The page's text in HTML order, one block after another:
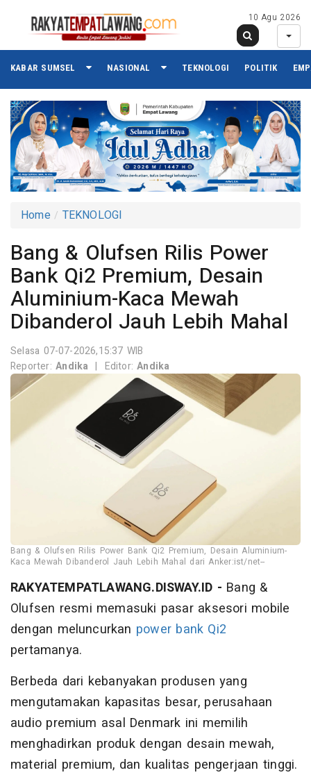
10 Agu 2026
KABAR SUMSEL NASIONAL TEKNOLOGI POLITIK
Home TEKNOLOGI
Bang & Olufsen Rilis Power
Bank Qi2 Premium, Desain
Aluminium-Kaca Mewah
Dibanderol Jauh Lebih Mahal
Selasa 07-07-2026,15:37 WIB
Reporter:Andika | Editor:Andika
Bang & Olufsen Rilis Power Bank Qi2 Premium, Desain Aluminium-
Kaca Mewah Dibanderol Jauh Lebih Mahal dari Anker:ist/net--
RAKYATEMPATLAWANG.DISWAY.ID - Bang &
Olufsen resmi memasuki pasar aksesori mobile
dengan meluncurkan power bank Qi2
pertamanya.
Berbeda dari kebanyakan produsen yang
mengutamakan kapasitas besar, perusahaan
audio premium asal Denmark ini memilih
menghadirkan produk dengan desain mewah,
material premium, dan kualitas pengerjaan tinggi.